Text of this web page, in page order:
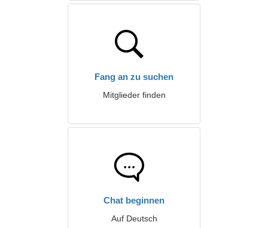
Fang an zu suchen
Mitglieder finden
Chat beginnen
Auf Deutsch